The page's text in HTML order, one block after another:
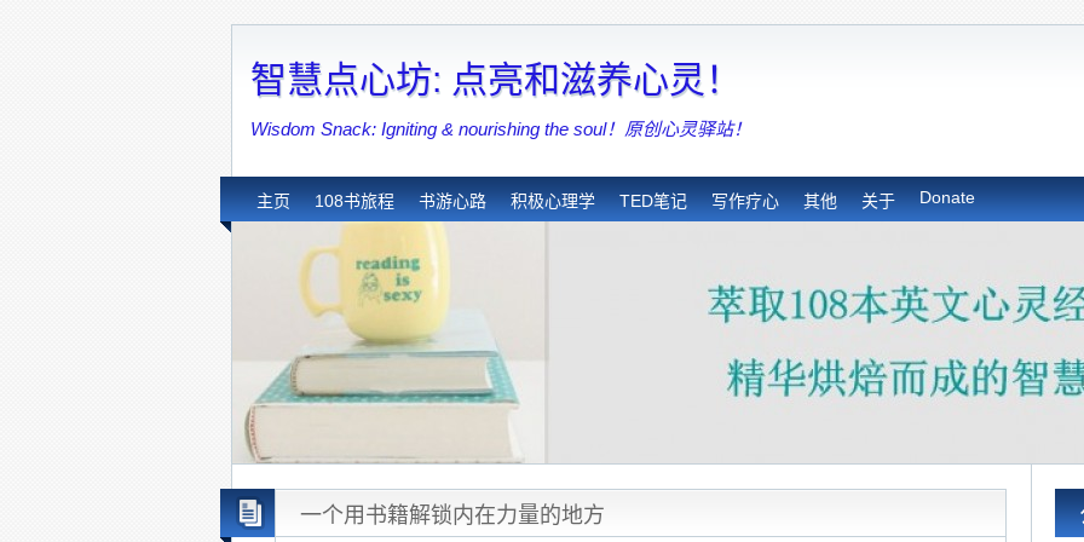
智慧点心坊: 点亮和滋养心灵！
Wisdom Snack: Igniting & nourishing the soul！原创心灵驿站！
主页 108书旅程 书游心路 积极心理学 TED笔记 写作疗心 其他 关于 Donate
一个用书籍解锁内在力量的地方